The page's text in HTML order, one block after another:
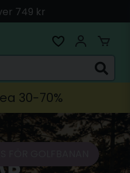
& PostNord
Pay, Kort & Faktura
lagret i Linköping
30-70%